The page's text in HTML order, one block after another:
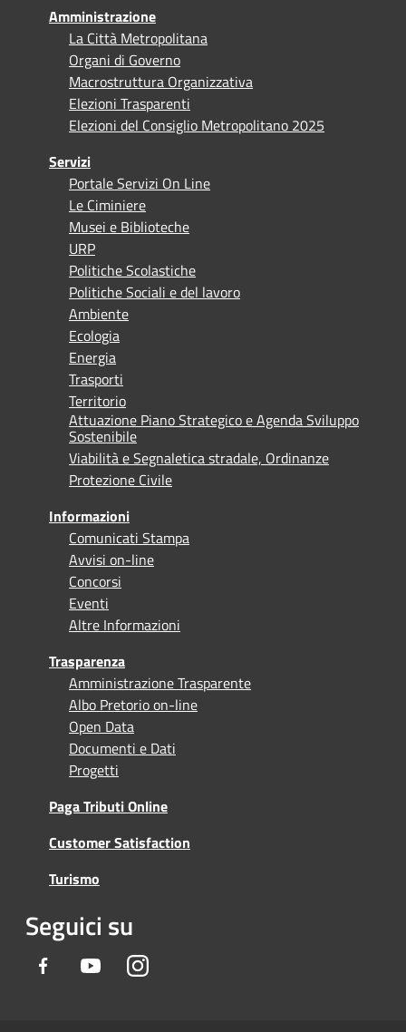
Amministrazione
La Città Metropolitana
Organi di Governo
Macrostruttura Organizzativa
Elezioni Trasparenti
Elezioni del Consiglio Metropolitano 2025
Servizi
Portale Servizi On Line
Le Ciminiere
Musei e Biblioteche
URP
Politiche Scolastiche
Politiche Sociali e del lavoro
Ambiente
Ecologia
Energia
Trasporti
Territorio
Attuazione Piano Strategico e Agenda Sviluppo
Sostenibile
Viabilità e Segnaletica stradale, Ordinanze
Protezione Civile
Informazioni
Comunicati Stampa
Avvisi on-line
Concorsi
Eventi
Altre Informazioni
Trasparenza
Amministrazione Trasparente
Albo Pretorio on-line
Open Data
Documenti e Dati
Progetti
Paga Tributi Online
Customer Satisfaction
Turismo
Seguici su
Facebook YoutubeInstagram